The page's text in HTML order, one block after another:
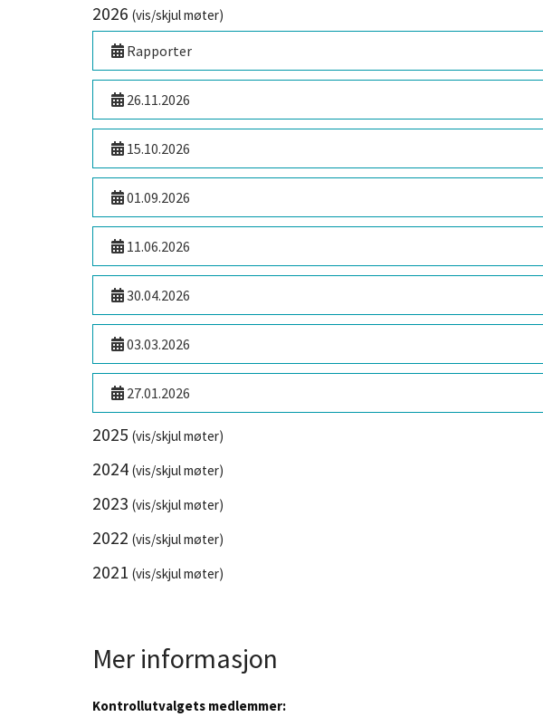
2026 (vis/skjul møter)
Rapporter
26.11.2026
15.10.2026
01.09.2026
11.06.2026
30.04.2026
03.03.2026
27.01.2026
2025 (vis/skjul møter)
2024 (vis/skjul møter)
2023 (vis/skjul møter)
2022 (vis/skjul møter)
2021 (vis/skjul møter)
Mer informasjon
Kontrollutvalgets medlemmer: